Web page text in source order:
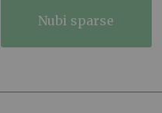
nubi sparse